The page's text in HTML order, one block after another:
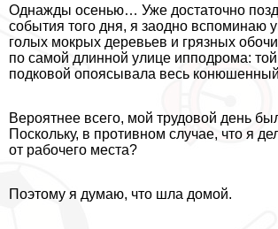
Однажды осенью… Уже достаточно
события того дня, я заодно вспоминаю
гoлых мокрых деревьев и грязных
по самой длинной улице ипподрома:
подковой опоясывала весь конюшенный
Вероятнее всего, мой трудовой день
Поскольку, в противном случае, что я
от рабочего места?
Поэтому я думаю, что шла домой.